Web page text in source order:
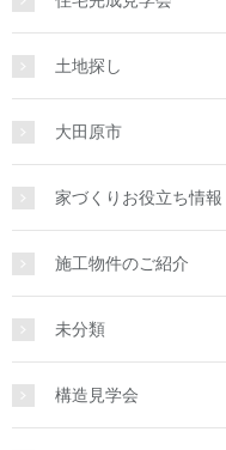
土地探し
大田原市
家づくりお役立ち情報
施工物件のご紹介
未分類
構造見学会